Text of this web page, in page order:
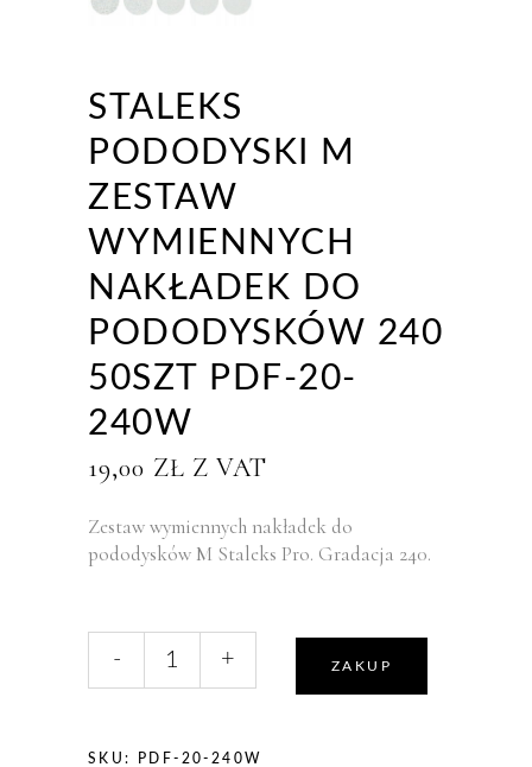
STALEKS
PODODYSKI M
ZESTAW
WYMIENNYCH
NAKŁADEK DO
PODODYSKÓW 240
50SZT PDF-20-
240W
19,00 ZŁ Z VAT
Zestaw wymiennych nakładek do
pododysków M Staleks Pro. Gradacja 240.
zestaw
- + ZAKUP
SKU: PDF-20-240W